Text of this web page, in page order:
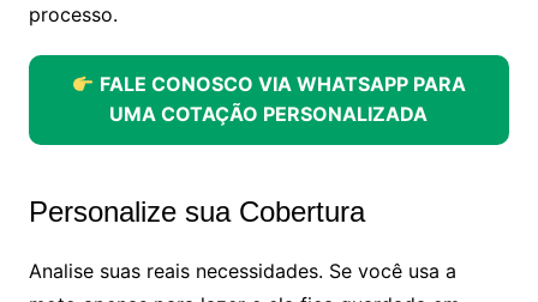
processo.
FALE CONOSCO VIA WHATSAPP PARA
UMA COTAÇÃO PERSONALIZADA
Personalize sua Cobertura
Analise suas reais necessidades. Se você usa a